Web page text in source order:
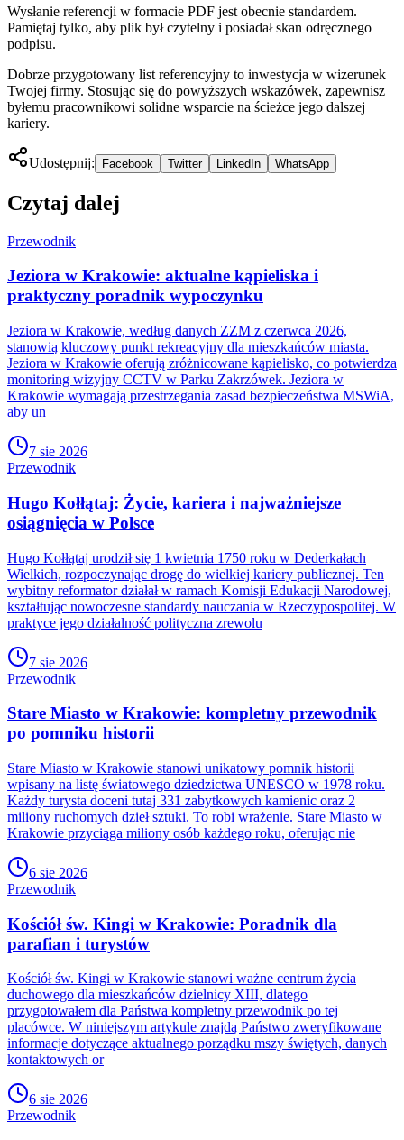
Wysłanie referencji w formacie PDF jest obecnie standardem.
Pamiętaj tylko, aby plik był czytelny i posiadał skan odręcznego
podpisu.
Dobrze przygotowany list referencyjny to inwestycja w wizerunek
Twojej firmy. Stosując się do powyższych wskazówek, zapewnisz
byłemu pracownikowi solidne wsparcie na ścieżce jego dalszej
kariery.
Udostępnij: Facebook Twitter LinkedIn WhatsApp
Czytaj dalej
Przewodnik
Jeziora w Krakowie: aktualne kąpieliska i
praktyczny poradnik wypoczynku
Jeziora w Krakowie, według danych ZZM z czerwca 2026,
stanowią kluczowy punkt rekreacyjny dla mieszkańców miasta.
Jeziora w Krakowie oferują zróżnicowane kąpielisko, co potwierdza
monitoring wizyjny CCTV w Parku Zakrzówek. Jeziora w
Krakowie wymagają przestrzegania zasad bezpieczeństwa MSWiA,
aby un
7 sie 2026
Przewodnik
Hugo Kołłątaj: Życie, kariera i najważniejsze
osiągnięcia w Polsce
Hugo Kołłątaj urodził się 1 kwietnia 1750 roku w Dederkałach
Wielkich, rozpoczynając drogę do wielkiej kariery publicznej. Ten
wybitny reformator działał w ramach Komisji Edukacji Narodowej,
kształtując nowoczesne standardy nauczania w Rzeczypospolitej. W
praktyce jego działalność polityczna zrewolu
7 sie 2026
Przewodnik
Stare Miasto w Krakowie: kompletny przewodnik
po pomniku historii
Stare Miasto w Krakowie stanowi unikatowy pomnik historii
wpisany na listę światowego dziedzictwa UNESCO w 1978 roku.
Każdy turysta doceni tutaj 331 zabytkowych kamienic oraz 2
miliony ruchomych dzieł sztuki. To robi wrażenie. Stare Miasto w
Krakowie przyciąga miliony osób każdego roku, oferując nie
6 sie 2026
Przewodnik
Kościół św. Kingi w Krakowie: Poradnik dla
parafian i turystów
Kościół św. Kingi w Krakowie stanowi ważne centrum życia
duchowego dla mieszkańców dzielnicy XIII, dlatego
przygotowałem dla Państwa kompletny przewodnik po tej
placówce. W niniejszym artykule znajdą Państwo zweryfikowane
informacje dotyczące aktualnego porządku mszy świętych, danych
kontaktowych or
6 sie 2026
Przewodnik